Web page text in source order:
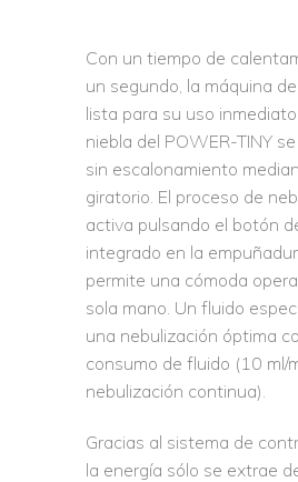
Con un tiempo de
un segundo, la máquina
lista para su uso
niebla del POWER-TINY
sin escalonamiento
giratorio. El proceso de
activa pulsando el botón
integrado en la
permite una cómoda
sola mano. Un fluido
una nebulización óptima
consumo de fluido (10 ml/
nebulización continua).
Gracias al sistema de
la energía sólo se extrae